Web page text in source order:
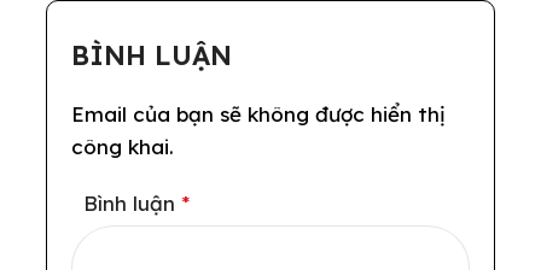
BÌNH LUẬN
Email của bạn sẽ không được hiển thị
công khai.
Bình luận *